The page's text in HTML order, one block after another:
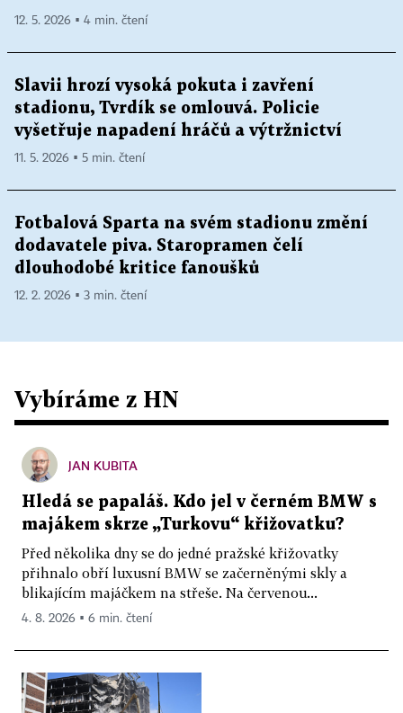
12. 5. 2026 ▪ 4 min. čtení
Slavii hrozí vysoká pokuta i zavření
stadionu, Tvrdík se omlouvá. Policie
vyšetřuje napadení hráčů a výtržnictví
11. 5. 2026 ▪ 5 min. čtení
Fotbalová Sparta na svém stadionu změní
dodavatele piva. Staropramen čelí
dlouhodobé kritice fanoušků
12. 2. 2026 ▪ 3 min. čtení
Vybíráme z HN
JAN KUBITA
Hledá se papaláš. Kdo jel v černém BMW s
majákem skrze „Turkovu“ křižovatku?
Před několika dny se do jedné pražské křižovatky
přihnalo obří luxusní BMW se začerněnými skly a
blikajícím majáčkem na střeše. Na červenou...
4. 8. 2026 ▪ 6 min. čtení